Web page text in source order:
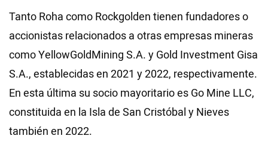
Tanto Roha como Rockgolden tienen fundadores o
accionistas relacionados a otras empresas mineras
como YellowGoldMining S.A. y Gold Investment Gisa
S.A., establecidas en 2021 y 2022, respectivamente.
En esta última su socio mayoritario es Go Mine LLC,
constituida en la Isla de San Cristóbal y Nieves
también en 2022.